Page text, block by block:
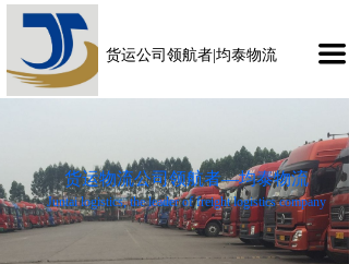
货运公司领航者|均泰物流 끀
货运物流公司领航者—均泰物流
Juntai logistics, the leader of freight logistics company